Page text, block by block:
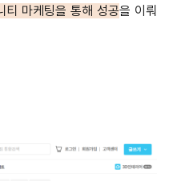
티 마케팅을 통해 성공을 이뤄